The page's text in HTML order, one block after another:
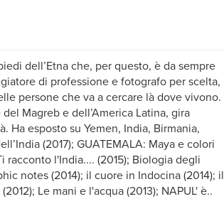
dell’Etna che, per questo, è da sempre
di professione e fotografo per scelta,
persone che va a cercare là dove vivono.
Magreb e dell’America Latina, gira
Ha esposto su Yemen, India, Birmania,
(2017); GUATEMALA: Maya e colori
racconto l'India.... (2015); Biologia degli
notes (2014); il cuore in Indocina (2014); il
Le mani e l'acqua (2013); NAPUL' è..